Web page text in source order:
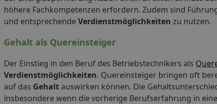
höhere Fachkompetenzen erfordern. Zudem sind
und entsprechende Verdienstmöglichkeiten zu nutzen.
Gehalt als Quereinsteiger
Der Einstieg in den Beruf des Betriebstechnikers als
Verdienstmöglichkeiten. Quereinsteiger bringen oft
auf das Gehaltauswirken können. Die
insbesondere wenn die vorherige Berufserfahrung in